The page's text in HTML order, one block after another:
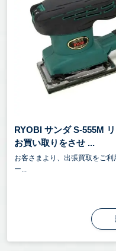
RYOBI サンダ S-555M
お買い取りをさせ ...
お客さまより、出張買取をご
ー...